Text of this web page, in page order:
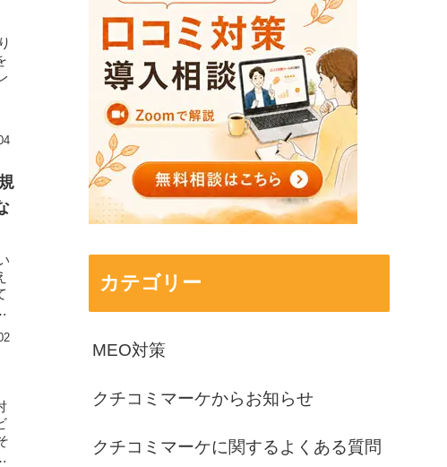
カテゴリー
MEO対策
クチコミマーケからお知らせ
クチコミマーケに関するよくある質問